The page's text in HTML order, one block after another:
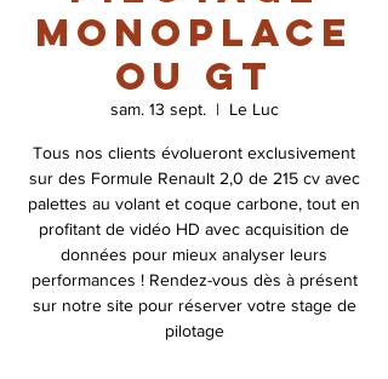
monoplace
ou GT
sam. 13 sept.
  |
Le Luc
Tous nos clients évolueront exclusivement
sur des Formule Renault 2,0 de 215 cv avec
palettes au volant et coque carbone, tout en
profitant de vidéo HD avec acquisition de
données pour mieux analyser leurs
performances ! Rendez-vous dès à présent
sur notre site pour réserver votre stage de
pilotage